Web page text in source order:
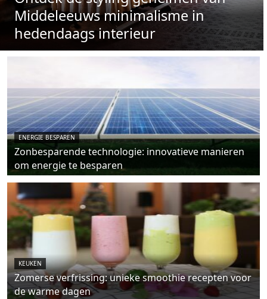
Middeleeuws minimalisme in
hedendaags interieur
ENERGIE BESPAREN
Zonbesparende technologie: innovatieve manieren
om energie te besparen
KEUKEN
Zomerse verfrissing: unieke smoothie recepten voor
de warme dagen